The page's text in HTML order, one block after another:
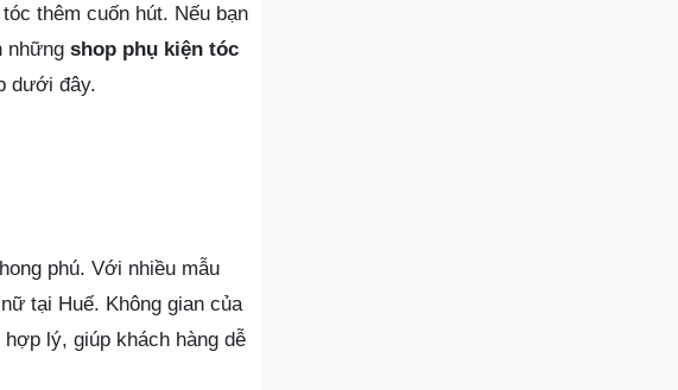
thêm cuốn hút. Nếu bạn
những shop phụ kiện tóc
dưới đây.
phú. Với nhiều mẫu
tại Huế. Không gian của
lý, giúp khách hàng dễ